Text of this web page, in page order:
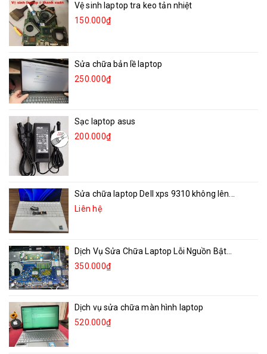
Vệ sinh laptop tra keo tản nhiệt
150.000₫
Sửa chữa bản lề laptop
250.000₫
Sạc laptop asus
200.000₫
Sửa chữa laptop Dell xps 9310 không lên...
Liên hệ
Dịch Vụ Sửa Chữa Laptop Lỗi Nguồn Bật...
350.000₫
Dịch vụ sửa chữa màn hình laptop
520.000₫